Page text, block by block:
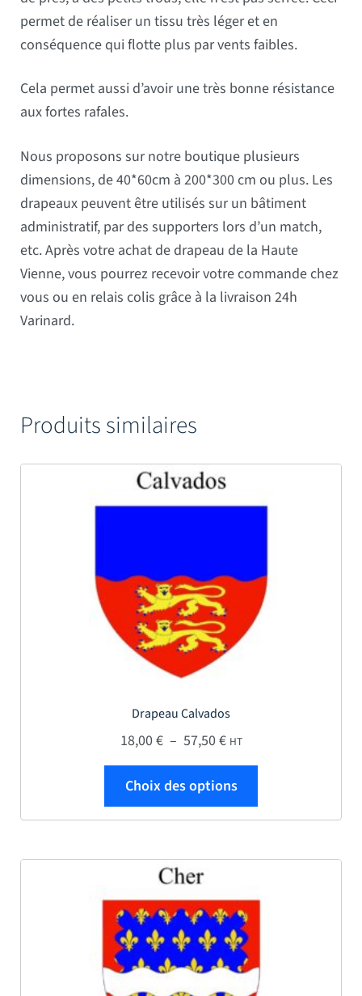
permet de réaliser un tissu très léger et en
conséquence qui flotte plus par vents faibles.
Cela permet aussi d’avoir une très bonne résistance
aux fortes rafales.
Nous proposons sur notre boutique plusieurs
dimensions, de 40*60cm à 200*300 cm ou plus. Les
drapeaux peuvent être utilisés sur un bâtiment
administratif, par des supporters lors d’un match,
etc. Après votre achat de drapeau de la Haute
Vienne, vous pourrez recevoir votre commande chez
vous ou en relais colis grâce à la livraison 24h
Varinard.
Produits similaires
Drapeau Calvados
18,00€ – 57,50€Plage de prix : 18,00 €
HT
Choix des options